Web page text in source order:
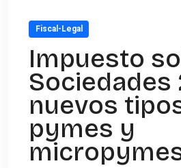
Fiscal-Legal
Impuesto
Sociedades
nuevos
pymes y